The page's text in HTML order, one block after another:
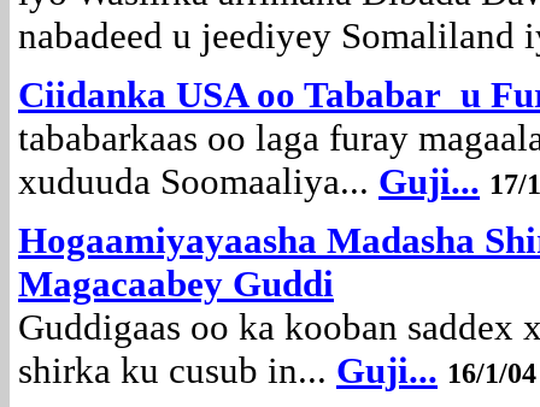
nabadeed u jeediyey Somaliland
Ciidanka USA oo Tababar u
tababarkaas oo laga furay
xuduuda Soomaaliya... Guji... 17/
Hogaamiyayaasha Madasha
Magacaabey Guddi
Guddigaas oo ka kooban saddex
shirka ku cusub in... Guji... 16/1/04